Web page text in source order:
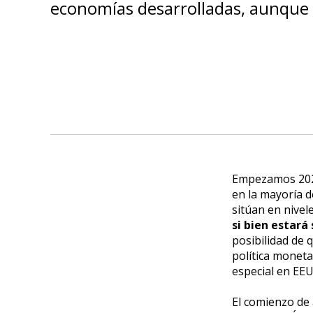
economías desarrolladas,
Empezamos
en la mayoría
sitúan en
si bien
posibilidad de
política
especial en
El comienzo